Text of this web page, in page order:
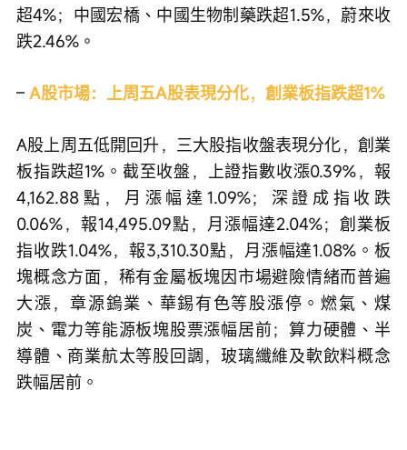
超4%；中國宏橋、中國生物制藥跌超1.5%，蔚來收
跌2.46%。
– A股市場：上周五A股表現分化，創業板指跌超1%
A股上周五低開回升，三大股指收盤表現分化，創業
板指跌超1%。截至收盤，上證指數收漲0.39%，報
4,162.88點，月漲幅達1.09%；深證成指收跌
0.06%，報14,495.09點，月漲幅達2.04%；創業板
指收跌1.04%，報3,310.30點，月漲幅達1.08%。板
塊概念方面，稀有金屬板塊因市場避險情緒而普遍
大漲，章源鎢業、華錫有色等股漲停。燃氣、煤
炭、電力等能源板塊股票漲幅居前；算力硬體、半
導體、商業航太等股回調，玻璃纖維及軟飲料概念
跌幅居前。